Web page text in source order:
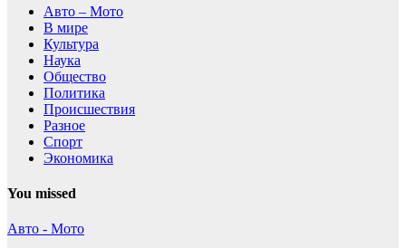
Авто – Мото
В мире
Культура
Наука
Общество
Политика
Происшествия
Разное
Спорт
Экономика
You missed
Авто - Мото